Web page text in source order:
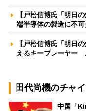
【戸松信博氏「明日
端半導体の製造に不
【戸松信博氏「明日
えるキープレーヤー
田代尚機のチャ
中国「